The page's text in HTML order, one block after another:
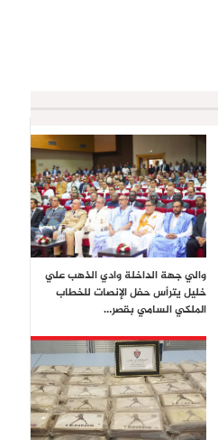
والي جهة الداخلة وادي الذهب علي
خليل يترأس حفل الإنصات للخطاب
الملكي السامي بقصر…